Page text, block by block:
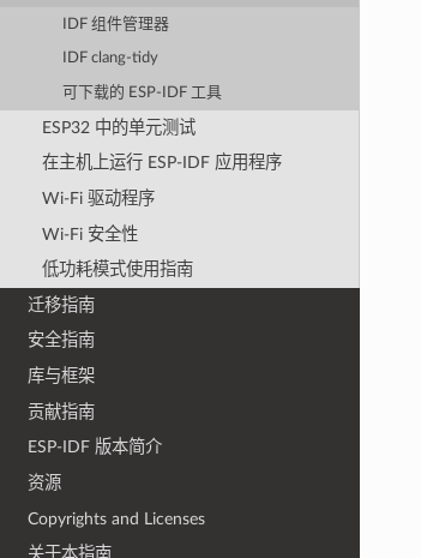
IDF 组件管理器
IDF clang-tidy
可下载的 ESP-IDF 工具
ESP32 中的单元测试
在主机上运行 ESP-IDF 应用程序
Wi-Fi 驱动程序
Wi-Fi 安全性
低功耗模式使用指南
迁移指南
安全指南
库与框架
贡献指南
ESP-IDF 版本简介
资源
Copyrights and Licenses
关于本指南